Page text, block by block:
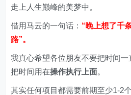
走上人生巅峰的美梦中。
借用马云的一句话： “晚上想了千
路”。
我真心希望各位朋友不要把时间一
把时间用在操作执行上面。
其实任何项目都需要前期至少1-2